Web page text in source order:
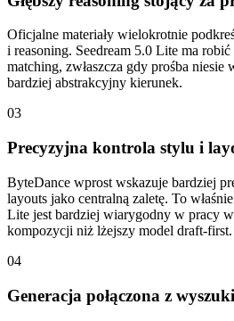
Oficjalne materiały wielokrotnie
i reasoning. Seedream 5.0 Lite ma
matching, zwłaszcza gdy prośba niesie
bardziej abstrakcyjny kierunek.
03
Precyzyjna kontrola stylu i
ByteDance wprost wskazuje bardziej
layouts jako centralną zaletę. To
Lite jest bardziej wiarygodny w pracy
kompozycji niż lżejszy model draft-first.
04
Generacja połączona z